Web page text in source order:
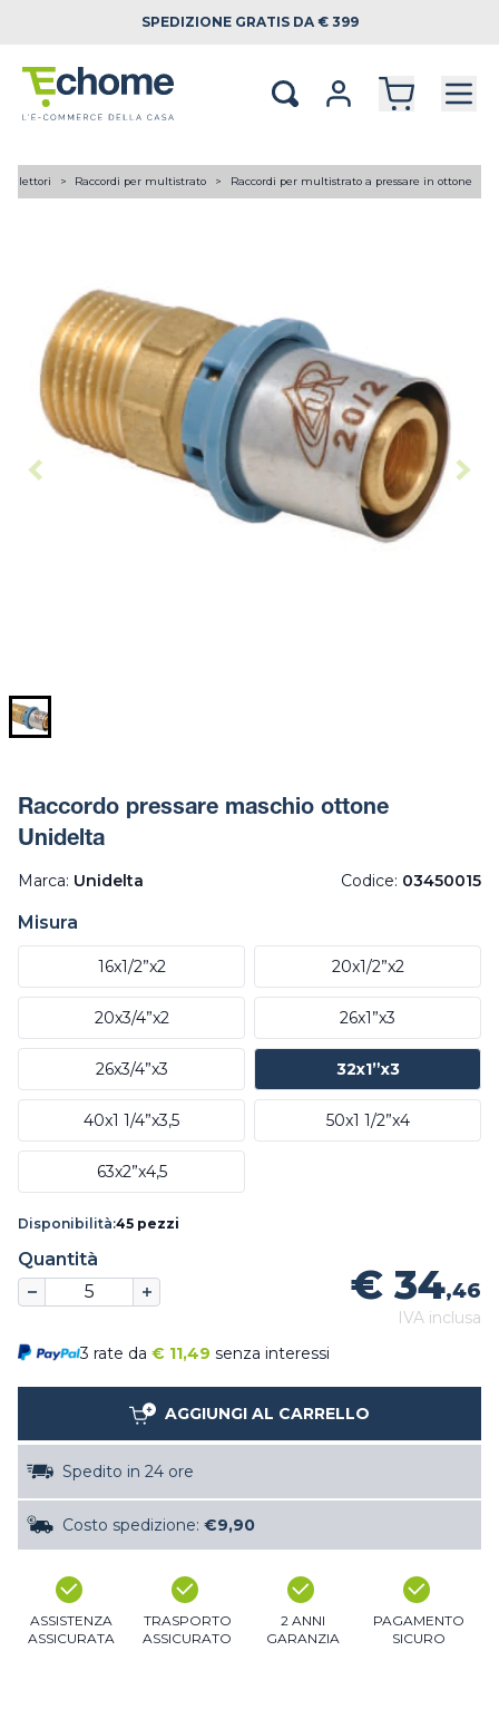
SPEDIZIONE GRATIS DA € 399
collettori Raccordi per multistrato Raccordi per multistrato a pressare in ottone
Raccordo pressare maschio ottone
Unidelta
Marca: Unidelta Codice: 03450015
Misura
16x1/2”x2 20x1/2”x2
20x3/4”x2 26x1”x3
26x3/4”x3 32x1”x3
40x1 1/4”x3,5 50x1 1/2”x4
63x2”x4,5
Disponibilità:45 pezzi
Quantità
€ 34,46
IVA inclusa
3 rate da € 11,49 senza interessi
AGGIUNGI AL CARRELLO
Spedito in 24 ore
Costo spedizione: €9,90
ASSISTENZA
ASSICURATA
TRASPORTO
ASSICURATO
2 ANNI
GARANZIA
PAGAMENTO
SICURO